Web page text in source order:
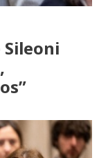
Sileoni